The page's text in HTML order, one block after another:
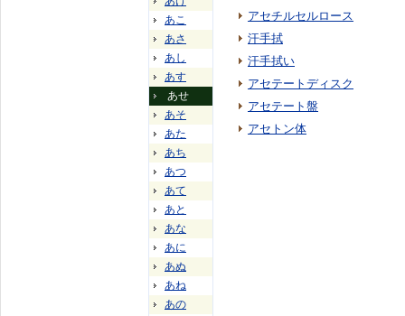
あこ
あさ
あし
あす
あせ
あそ
あた
あち
あつ
あて
あと
あな
あに
あぬ
あね
あの
アセチルセルロース
汗手拭
汗手拭い
アセテートディスク
アセテート盤
アセトン体